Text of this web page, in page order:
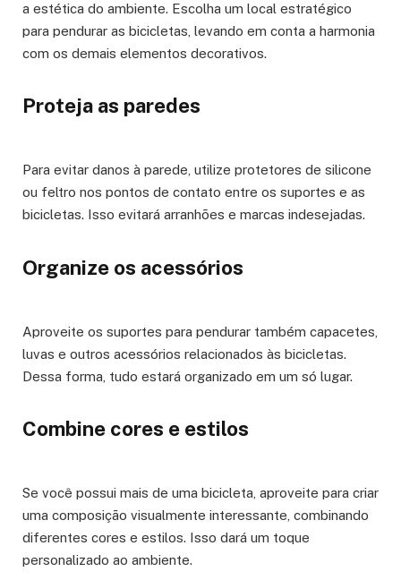
a estética do ambiente. Escolha um local estratégico
para pendurar as bicicletas, levando em conta a harmonia
com os demais elementos decorativos.
Proteja as paredes
Para evitar danos à parede, utilize protetores de silicone
ou feltro nos pontos de contato entre os suportes e as
bicicletas. Isso evitará arranhões e marcas indesejadas.
Organize os acessórios
Aproveite os suportes para pendurar também capacetes,
luvas e outros acessórios relacionados às bicicletas.
Dessa forma, tudo estará organizado em um só lugar.
Combine cores e estilos
Se você possui mais de uma bicicleta, aproveite para criar
uma composição visualmente interessante, combinando
diferentes cores e estilos. Isso dará um toque
personalizado ao ambiente.